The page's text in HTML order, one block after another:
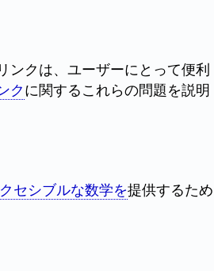
ンクは、ユーザーにとって便利
ク に関するこれらの問題を説明
セシブルな数学を提供するため